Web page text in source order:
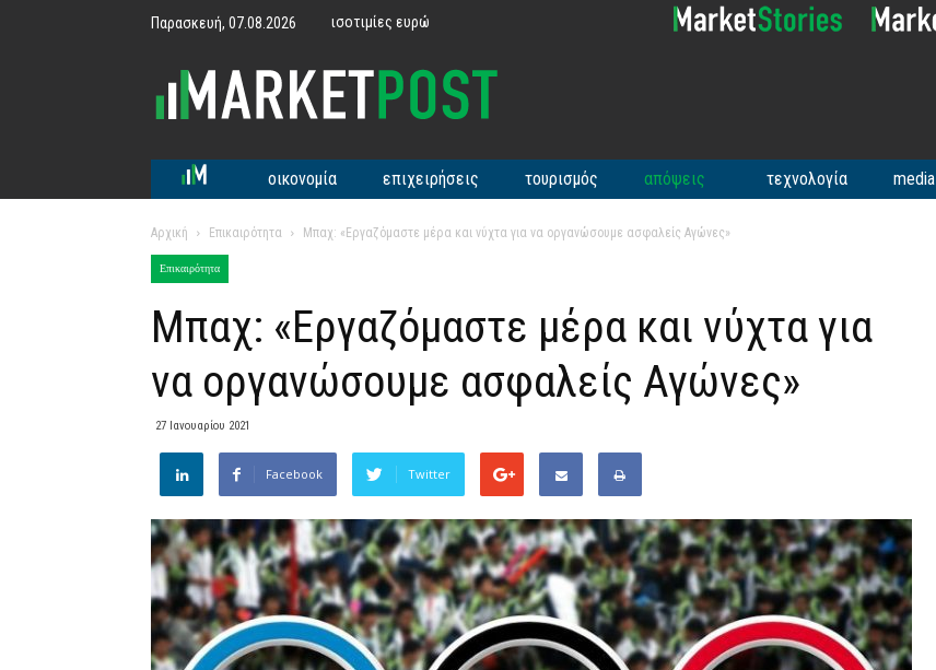
Παρασκευή, 07.08.2026 ισοτιμίες ευρώ
οικονομία επιχειρήσεις τουρισμός απόψεις τεχνολογία media
Αρχική Επικαιρότητα Μπαχ: «Εργαζόμαστε μέρα και νύχτα για να οργανώσουμε ασφαλείς Αγώνες»
Επικαιρότητα
Μπαχ: «Εργαζόμαστε μέρα και νύχτα για
να οργανώσουμε ασφαλείς Αγώνες»
27 Ιανουαρίου 2021
Facebook Twitter